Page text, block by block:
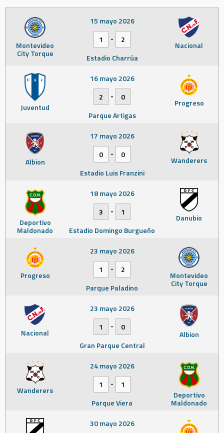
Montevideo
City Torque
Nacional
15 mayo 2026
1
-
2
Estadio Charrúa
Juventud Progreso
16 mayo 2026
2
-
0
Parque Artigas
Albion Wanderers
17 mayo 2026
0
-
0
Estadio Luis Franzini
Deportivo
Maldonado
Danubio
18 mayo 2026
3
-
1
Estadio Domingo Burgueño
Progreso Montevideo
City Torque
23 mayo 2026
1
-
2
Parque Paladino
Nacional Albion
23 mayo 2026
1
-
0
Gran Parque Central
Wanderers Deportivo
Maldonado
24 mayo 2026
1
-
1
Parque Viera
30 mayo 2026